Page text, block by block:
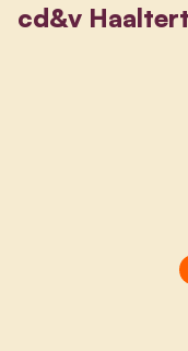
cd&v Haaltert